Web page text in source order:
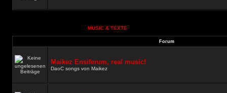
MUSIC & TEXTE
Forum
Maikez Ensiferum, real music!
DaoC songs von Maikez